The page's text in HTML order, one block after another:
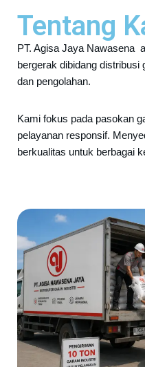
Tentang
PT. Agisa Jaya Nawasena
bergerak dibidang
dan pengolahan.
Kami fokus pada pasokan
pelayanan responsif.
berkualitas untuk berbagai